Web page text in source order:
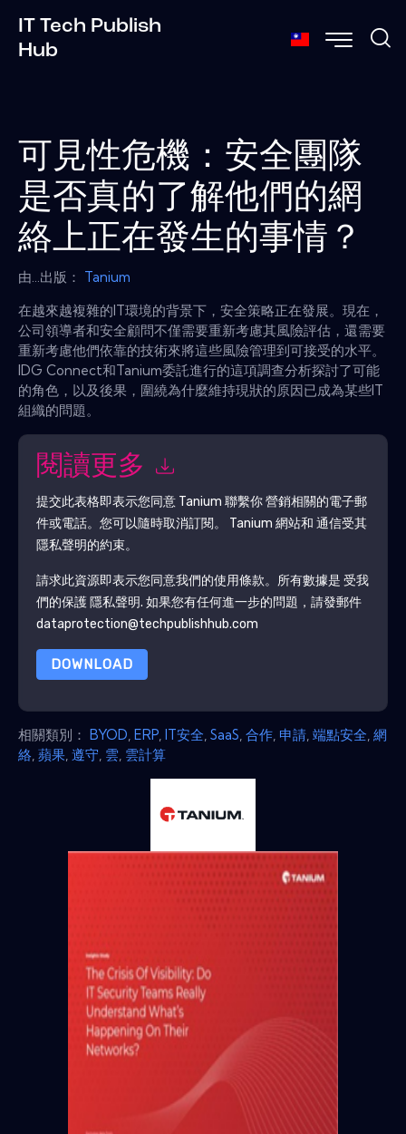
IT Tech Publish
Hub
可見性危機：安全團隊
是否真的了解他們的網
絡上正在發生的事情？
由...出版： Tanium
在越來越複雜的IT環境的背景下，安全策略正在發展。現在，
公司領導者和安全顧問不僅需要重新考慮其風險評估，還需要
重新考慮他們依靠的技術來將這些風險管理到可接受的水平。
IDG Connect和Tanium委託進行的這項調查分析探討了可能
的角色，以及後果，圍繞為什麼維持現狀的原因已成為某些IT
組織的問題。
閱讀更多
提交此表格即表示您同意 Tanium 聯繫你 營銷相關的電子郵
件或電話。您可以隨時取消訂閱。 Tanium 網站和 通信受其
隱私聲明的約束。
請求此資源即表示您同意我們的使用條款。所有數據是 受我
們的保護 隱私聲明. 如果您有任何進一步的問題，請發郵件
dataprotection@techpublishhub.com
DOWNLOAD
相關類別： BYOD ERP IT安全 SaaS 合作 申請 端點安全 網
絡 蘋果 遵守 雲 雲計算